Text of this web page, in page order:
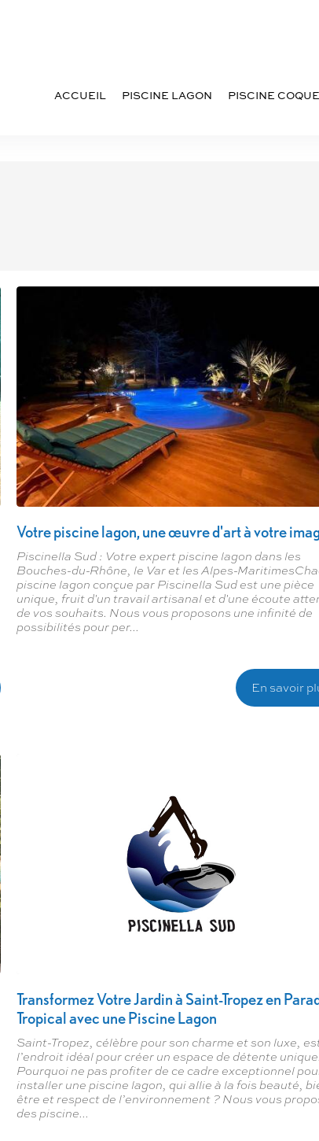
ACCUEIL PISCINE LAGON PISCINE COQUE
Votre piscine lagon, une œuvre d'art à votre
Piscinella Sud : Votre expert piscine lagon dans les
Bouches-du-Rhône, le Var et les Alpes-
piscine lagon conçue par Piscinella Sud est une pièce
unique, fruit d'un travail artisanal et d'une écoute
de vos souhaits. Nous vous proposons une infinité de
possibilités pour per...
En savoir
Transformez Votre Jardin à Saint-Tropez en
Tropical avec une Piscine Lagon
Saint-Tropez, célèbre pour son charme et son luxe,
l’endroit idéal pour créer un espace de détente unique.
Pourquoi ne pas profiter de ce cadre exceptionnel
installer une piscine lagon, qui allie à la fois beauté,
être et respect de l’environnement ? Nous vous
des piscine...